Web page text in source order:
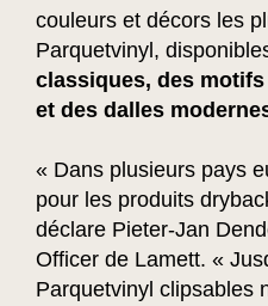
couleurs et décors les
Parquetvinyl,
classiques, des
et des dalles
« Dans plusieurs pays
pour les produits
déclare Pieter-Jan
Officer de Lamett. «
Parquetvinyl clipsables